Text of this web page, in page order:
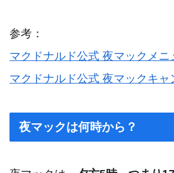
参考：
マクドナルド公式 夜マックメニ
マクドナルド公式 夜マックキャ
夜マックは何時から？